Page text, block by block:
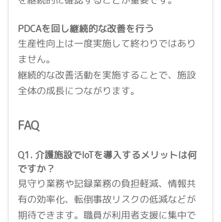
PDCAを回し継続的な改善を行う
生産性向上は一度実施して終わりではあり
ません。
継続的な改善活動を実施することで、施設
全体の成長につながります。
FAQ
Q1. 介護施設でIoTを導入するメリットは何
ですか？
見守り業務や記録業務の負担軽減、情報共
有の効率化、転倒事故リスクの低減などが
期待できます。職員が利用者支援に集中で